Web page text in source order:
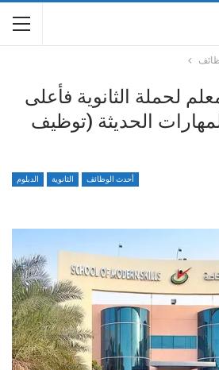
لحملة الثانوية فأعلى
الحديثة (توظيف
أحدث الوظائف الثانوية الدبلوم